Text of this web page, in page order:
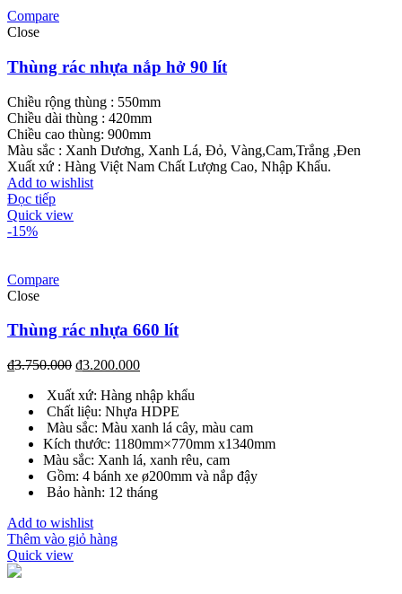
Compare
Close
Thùng rác nhựa nắp hở 90 lít
Chiều rộng thùng : 550mm
Chiều dài thùng : 420mm
Chiều cao thùng: 900mm
Màu sắc : Xanh Dương, Xanh Lá, Đỏ, Vàng,Cam,Trắng ,Đen
Xuất xứ : Hàng Việt Nam Chất Lượng Cao, Nhập Khẩu.
Add to wishlist
Đọc tiếp
Quick view
-15%
Compare
Close
Thùng rác nhựa 660 lít
₫3.750.000 ₫3.200.000
Xuất xứ: Hàng nhập khẩu
Chất liệu: Nhựa HDPE
Màu sắc: Màu xanh lá cây, màu cam
Kích thước: 1180mm×770mm x1340mm
Màu sắc: Xanh lá, xanh rêu, cam
Gồm: 4 bánh xe ø200mm và nắp đậy
Bảo hành: 12 tháng
Add to wishlist
Thêm vào giỏ hàng
Quick view